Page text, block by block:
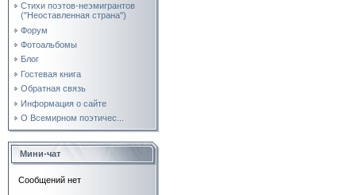
Стихи поэтов-неэмигрантов
("Неоставленная страна")
Форум
Фотоальбомы
Блог
Гостевая книга
Обратная связь
Информация о сайте
О Всемирном поэтичес...
Мини-чат